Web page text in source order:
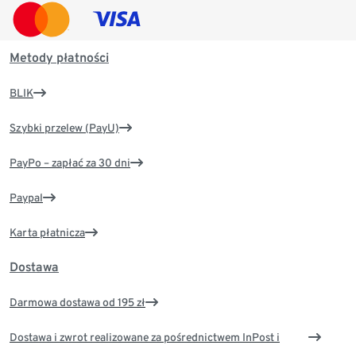
Metody płatności
BLIK
Szybki przelew (PayU)
PayPo – zapłać za 30 dni
Paypal
Karta płatnicza
Dostawa
Darmowa dostawa od 195 zł
Dostawa i zwrot realizowane za pośrednictwem InPost i